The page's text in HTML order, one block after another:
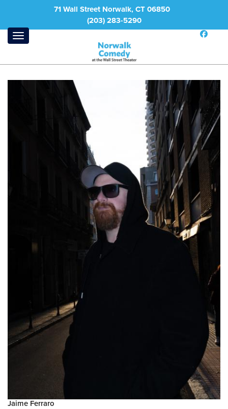
71 Wall Street Norwalk, CT 06850
(203) 283-5290
Jaime Ferraro